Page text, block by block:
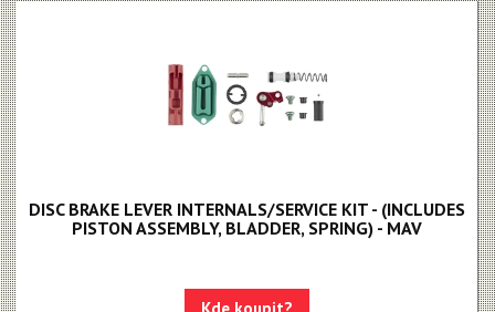
DISC BRAKE LEVER INTERNALS/SERVICE KIT - (INCLUDES
PISTON ASSEMBLY, BLADDER, SPRING) - MAV